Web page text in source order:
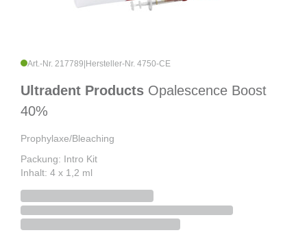
Art.-Nr. 217789 Hersteller-Nr. 4750-CE
Ultradent Products Opalescence Boost
40%
Prophylaxe/Bleaching
Packung: Intro Kit
Inhalt: 4 x 1,2 ml